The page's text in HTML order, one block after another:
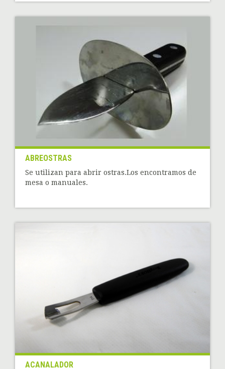
ABREOSTRAS
Se utilizan para abrir ostras.Los encontramos de
mesa o manuales.
ACANALADOR